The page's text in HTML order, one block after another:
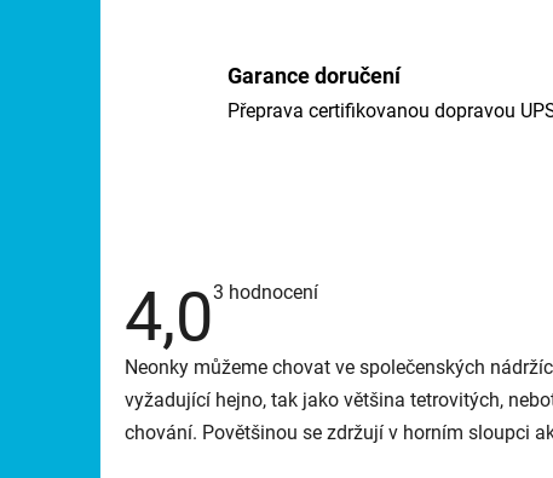
Garance doručení
Přeprava certifikovanou dopravou
4,0Průměrné
4,0
z
5
hvězdiček.
3 hodnocení
Neonky můžeme chovat ve společenských
vyžadující hejno, tak jako většina tetrovitých,
chování. Povětšinou se zdržují v horním sloupci